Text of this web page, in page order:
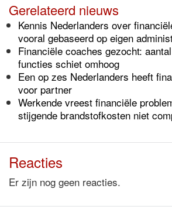
Gerelateerd nieuws
Kennis Nederlanders over
vooral gebaseerd op eigen
Financiële coaches gezocht:
functies schiet omhoog
Een op zes Nederlanders heeft
voor partner
Werkende vreest financiële
stijgende brandstofkosten niet
Reacties
Er zijn nog geen reacties.